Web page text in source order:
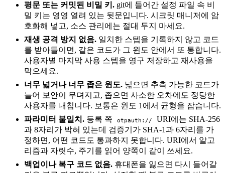
평문 또는 커밋된 비밀 키. git에 들어간 설정 파일 속 비
밀 키는 영영 열려 있는 뒷문입니다. 시크릿 매니저에 암
호화해 넣고, 소스 관리에는 절대 두지 마세요.
재생 공격 방지 없음. 일치한 스텝을 기록하지 않고 코드
를 받아들이면, 같은 코드가 그 윈도 안에서 또 통합니다.
사용자별 마지막 사용 스텝을 영구 저장하고 재사용을
막으세요.
너무 넓거나 너무 좁은 윈도. 넓으면 추측 가능한 코드가
늘어 보안이 무뎌지고, 좁으면 사소한 오차에도 정당한
사용자를 내칩니다. 보통은 윈도 1에서 균형을 잡습니다.
파라미터 불일치. 등록 쪽 otpauth://
URI에는 SHA-256
과 8자리가 박혀 있는데 검증기가 SHA-1과 6자리를 가
정하면, 어떤 코드도 통과하지 못합니다. URI에서 알고
리즘과 자릿수, 주기를 읽어 양쪽이 같이 쓰세요.
백업이나 복구 코드 없음. 휴대폰을 잃으면 다시 들어갈